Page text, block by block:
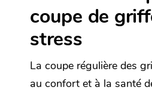
coupe de
stress
La coupe régulière des
au confort et à la santé